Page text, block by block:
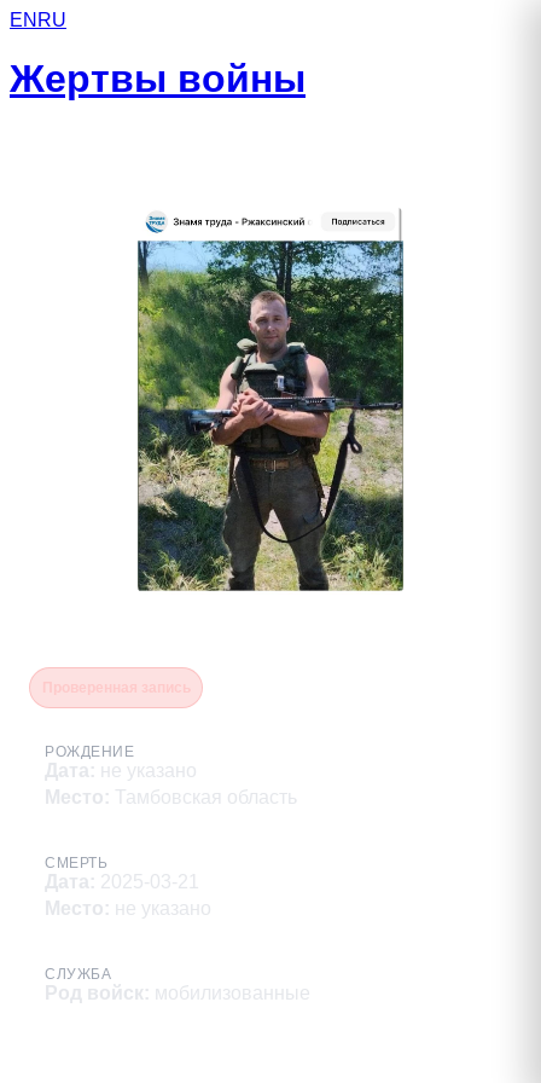
EN RU
Жертвы войны
РОЖДЕНИЕ
Дата: не указано
Место: Тамбовская область
СМЕРТЬ
Дата: 2025-03-21
Место: не указано
СЛУЖБА
Род войск: мобилизованные